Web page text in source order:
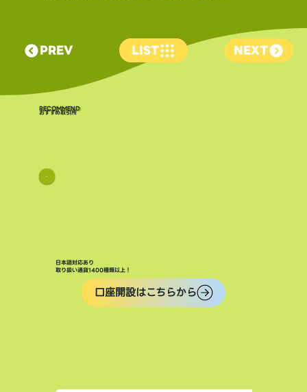
PREV LIST NEXT
​RECOMMEND
おすすめ取引所
日本語対応あり
取り扱い通貨1400種類以上！
口座開設はこちらから